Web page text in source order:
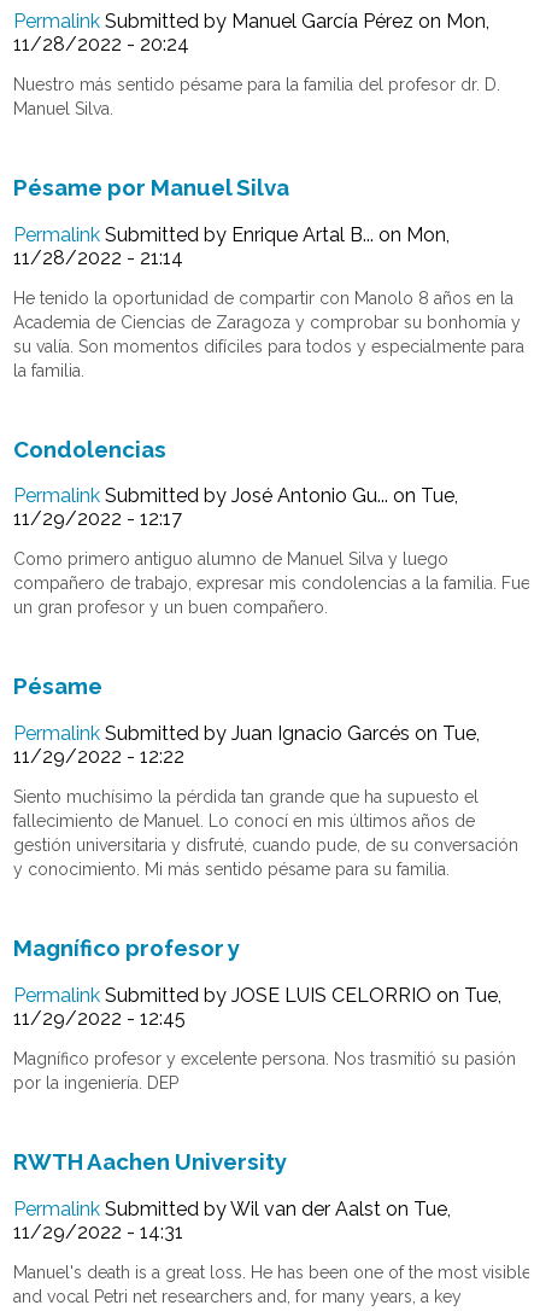
Permalink Submitted by Manuel García Pérez on Mon,
11/28/2022 - 20:24
Nuestro más sentido pésame para la familia del profesor dr. D.
Manuel Silva.
Pésame por Manuel Silva
Permalink Submitted by Enrique Artal B... on Mon,
11/28/2022 - 21:14
He tenido la oportunidad de compartir con Manolo 8 años en la
Academia de Ciencias de Zaragoza y comprobar su bonhomía y
su valía. Son momentos difíciles para todos y especialmente para
la familia.
Condolencias
Permalink Submitted byJosé Antonio Gu... on Tue,
11/29/2022 - 12:17
Como primero antiguo alumno de Manuel Silva y luego
compañero de trabajo, expresar mis condolencias a la familia. Fue
un gran profesor y un buen compañero.
Pésame
Permalink Submitted byJuan Ignacio Garcés on Tue,
11/29/2022 - 12:22
Siento muchísimo la pérdida tan grande que ha supuesto el
fallecimiento de Manuel. Lo conocí en mis últimos años de
gestión universitaria y disfruté, cuando pude, de su conversación
y conocimiento. Mi más sentido pésame para su familia.
Magnífico profesor y
Permalink Submitted byJOSE LUIS CELORRIOon Tue,
11/29/2022 - 12:45
Magnífico profesor y excelente persona. Nos trasmitió su pasión
por la ingeniería. DEP
RWTH Aachen University
Permalink Submitted byWil van der Aalst on Tue,
11/29/2022 - 14:31
Manuel's death is a great loss. He has been one of the most visible
and vocal Petri net researchers and, for many years, a key